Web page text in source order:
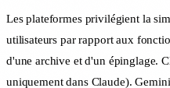
Les plateformes privilégient la
utilisateurs par rapport aux
d'une archive et d'un épinglage.
uniquement dans Claude).